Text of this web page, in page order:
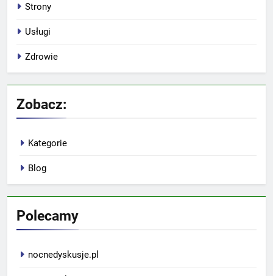
Strony
Usługi
Zdrowie
Zobacz:
Kategorie
Blog
Polecamy
nocnedyskusje.pl